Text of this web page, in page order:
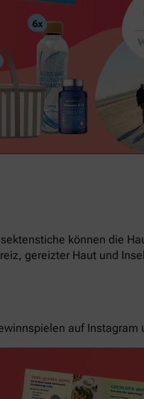
können die
gereizter Haut und
auf Instagram